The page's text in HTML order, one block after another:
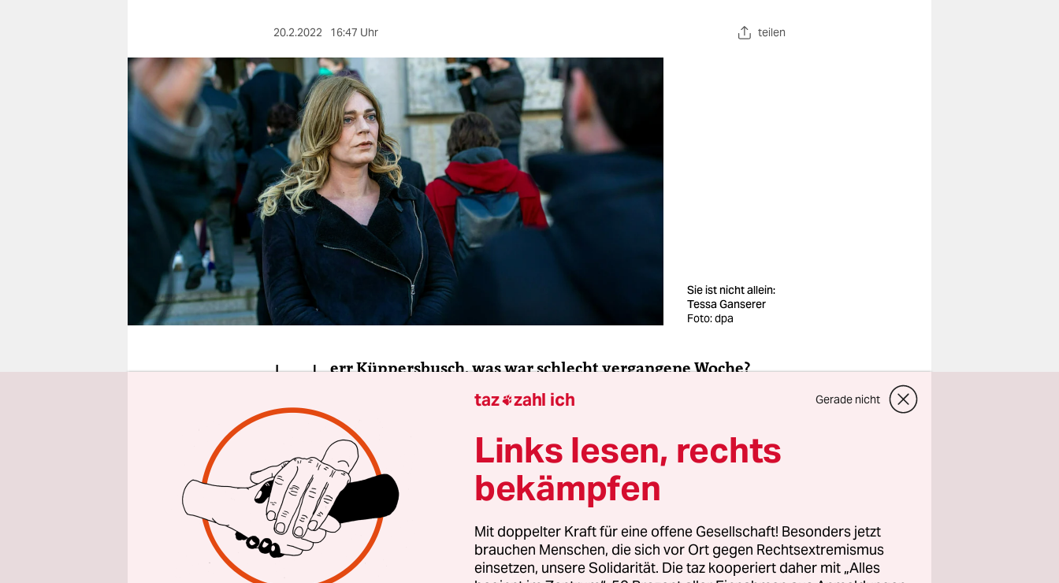
verlag
verlag
veranstaltungen
shop
fragen & hilfe
unterstützen
genossenschaft
epaper login
20.2.2022 16:47 Uhr teilen
Sie ist nicht allein:
Tessa Ganserer
Foto: dpa
H err Küppersbusch, was war schlecht vergangene Woche?
Dies„Krieg in Sicht“–Geraune allerseits.
taz zahl ich Gerade nicht
Links lesen, rechts
bekämpfen
Mit doppelter Kraft für eine offene Gesellschaft! Besonders jetzt
brauchen Menschen, die sich vor Ort gegen Rechtsextremismus
einsetzen, unsere Solidarität. Die taz kooperiert daher mit „Alles